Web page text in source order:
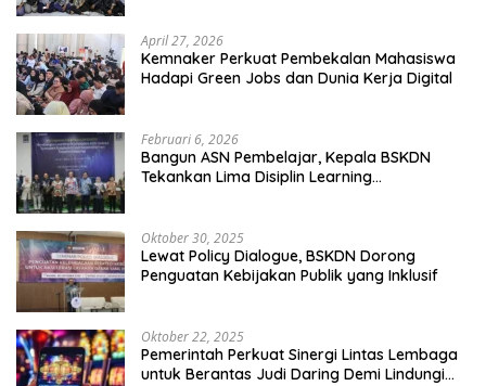
April 27, 2026
Kemnaker Perkuat Pembekalan Mahasiswa
Hadapi Green Jobs dan Dunia Kerja Digital
Februari 6, 2026
Bangun ASN Pembelajar, Kepala BSKDN
Tekankan Lima Disiplin Learning
Oktober 30, 2025
Lewat Policy Dialogue, BSKDN Dorong
Penguatan Kebijakan Publik yang Inklusif
Oktober 22, 2025
Pemerintah Perkuat Sinergi Lintas Lembaga
untuk Berantas Judi Daring Demi Lindungi